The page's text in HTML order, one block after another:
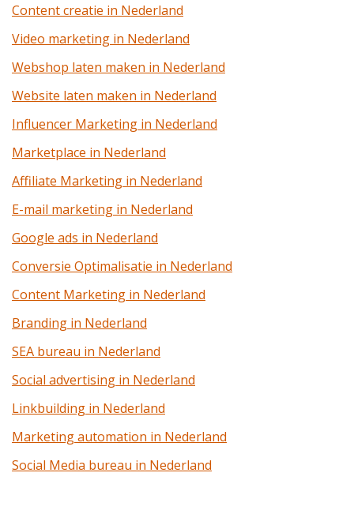
Content creatie in Nederland
Video marketing in Nederland
Webshop laten maken in Nederland
Website laten maken in Nederland
Influencer Marketing in Nederland
Marketplace in Nederland
Affiliate Marketing in Nederland
E-mail marketing in Nederland
Google ads in Nederland
Conversie Optimalisatie in Nederland
Content Marketing in Nederland
Branding in Nederland
SEA bureau in Nederland
Social advertising in Nederland
Linkbuilding in Nederland
Marketing automation in Nederland
Social Media bureau in Nederland